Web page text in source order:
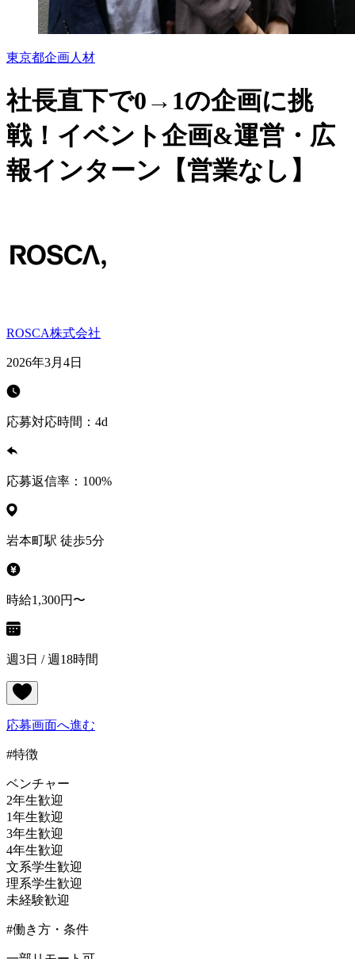
東京都企画人材
社長直下で0→1の企画に挑
戦！イベント企画&運営・広
報インターン【営業なし】
ROSCA株式会社
2026年3月4日
応募対応時間： 4d
応募返信率： 100%
岩本町駅 徒歩5分
時給1,300円〜
週3日 / 週18時間
応募画面へ進む
#特徴
ベンチャー
2年生歓迎
1年生歓迎
3年生歓迎
4年生歓迎
文系学生歓迎
理系学生歓迎
未経験歓迎
#働き方・条件